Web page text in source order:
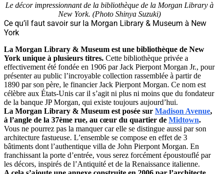
Le décor impressionnant de la bibliothèque de la Morgan Library à
New York. (Photo Shinya Suzuki)
Ce qu’il faut savoir sur la Morgan Library & Museum à New
York
La Morgan Library & Museum est une bibliothèque de New
York unique à plusieurs titres. Cette bibliothèque privée a
effectivement été fondée en 1906 par Jack Pierpont Morgan Jr., pour
présenter au public l’incroyable collection rassemblée à partir de
1890 par son père, le financier Jack Pierpont Morgan. Ce nom est
célèbre aux États-Unis car il s’agit ni plus ni moins que du fondateur
de la banque JP Morgan, qui existe toujours aujourd’hui.
La Morgan Library & Museum est posée sur Madison Avenue,
à l’angle de la 37ème rue, au cœur du quartier de Midtown.
Vous ne pourrez pas la manquer car elle se distingue aussi par son
architecture fastueuse. L’ensemble se compose en effet de 3
bâtiments dont l’authentique villa de John Pierpont Morgan. En
franchissant la porte d’entrée, vous serez forcément époustouflé par
les décors, inspirés de l’Antiquité et de la Renaissance italienne.